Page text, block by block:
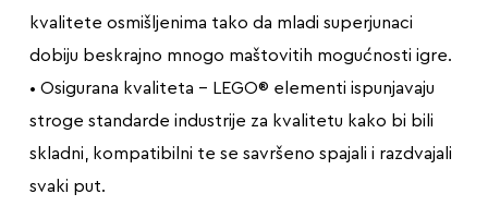
kvalitete osmišljenima tako da mladi superjunaci
dobiju beskrajno mnogo maštovitih mogućnosti igre.
• Osigurana kvaliteta – LEGO® elementi ispunjavaju
stroge standarde industrije za kvalitetu kako bi bili
skladni, kompatibilni te se savršeno spajali i razdvajali
svaki put.